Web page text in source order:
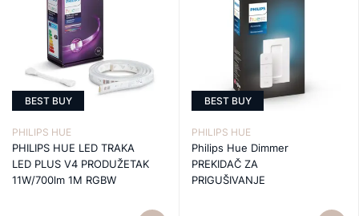
BEST BUY
PHILIPS HUE
PHILIPS HUE LED TRAKA
LED PLUS V4 PRODUŽETAK
11W/700lm 1M RGBW
BEST BUY
PHILIPS HUE
Philips Hue Dimmer
PREKIDAČ ZA
PRIGUŠIVANJE